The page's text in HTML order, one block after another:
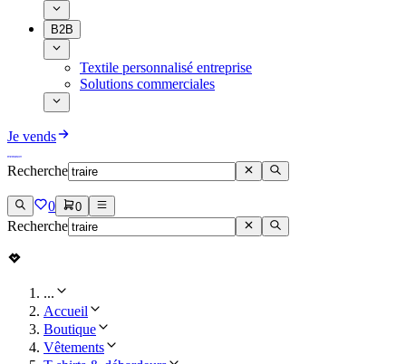
B2B
Textile personnalisé entreprise
Solutions commerciales
Je vends
Recherche
0 0
Recherche
...
Accueil
Boutique
Vêtements